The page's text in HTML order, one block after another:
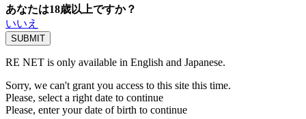
あなたは18歳以上ですか？
いいえ
RE NET is only available in English and Japanese.
Sorry, we can't grant you access to this site this time.
Please, select a right date to continue
Please, enter your date of birth to continue